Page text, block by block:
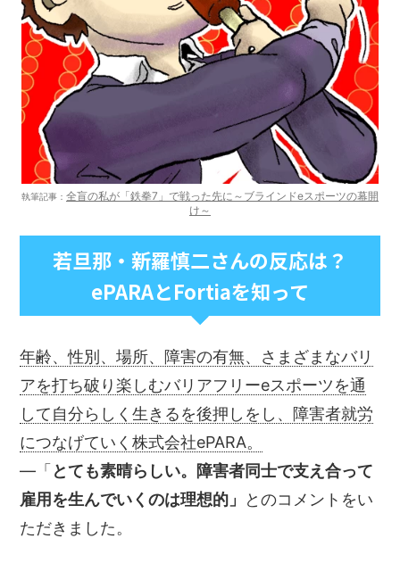
執筆記事： 全盲の私が「鉄拳7」で戦った先に～ブラインドeスポーツの幕開
け～
若旦那・新羅慎二さんの反応は？
ePARAとFortiaを知って
年齢、性別、場所、障害の有無、さまざまなバリ
アを打ち破り楽しむバリアフリーeスポーツを通
して自分らしく生きるを後押しをし、障害者就労
につなげていく株式会社ePARA。
―「とても素晴らしい。障害者同士で支え合って
雇用を生んでいくのは理想的」
とのコメントをい
ただきました。